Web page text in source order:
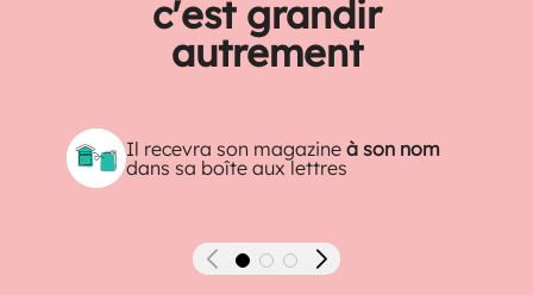
c'est grandir
autrement
Il recevra son magazineà son nom
dans sa boîte aux lettres
Précédent Suivant